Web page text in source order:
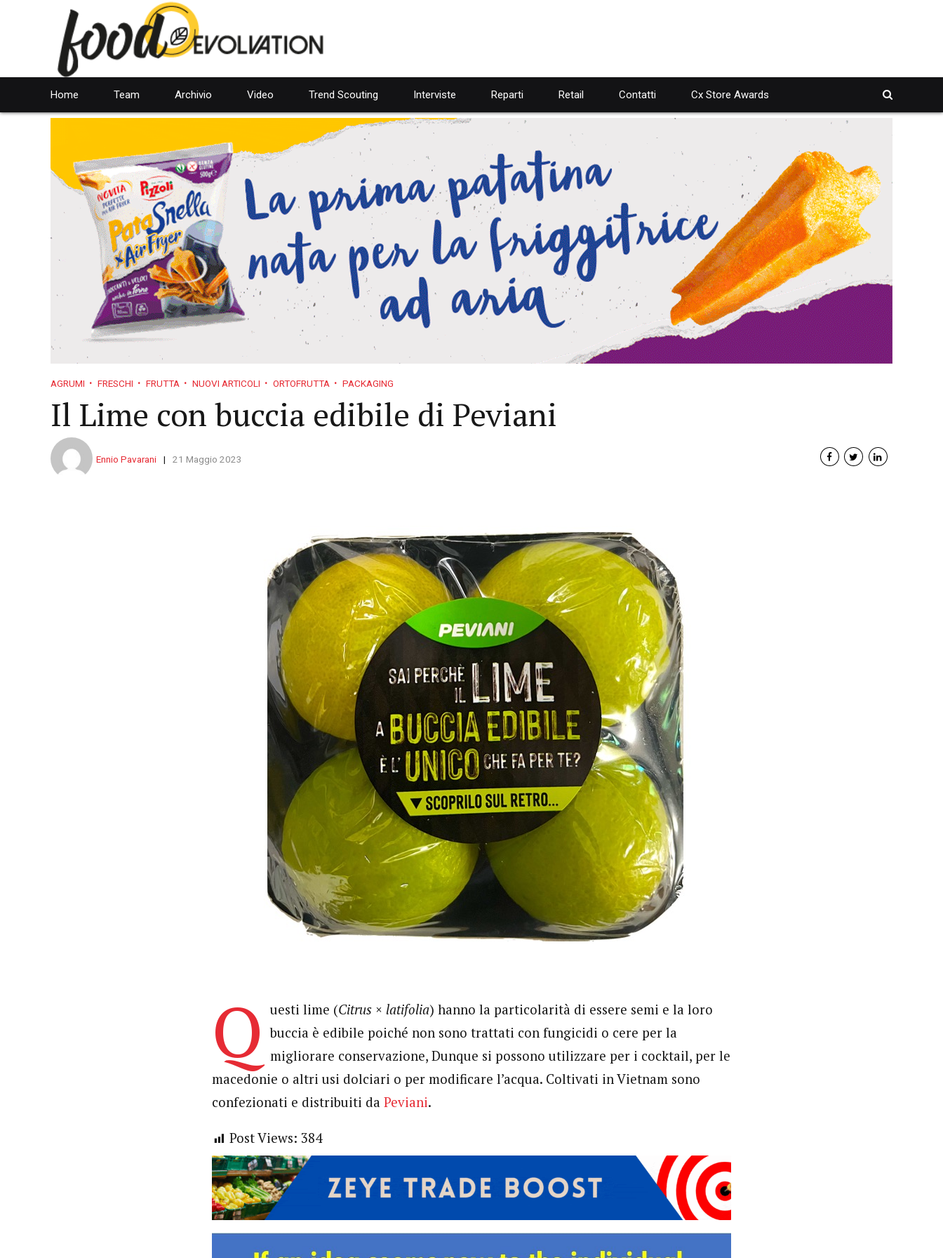
Home Team Archivio Video Trend Scouting Interviste Reparti Retail Contatti Cx Store Awards
AGRUMI FRESCHI FRUTTA NUOVI ARTICOLI ORTOFRUTTA PACKAGING
Il Lime con buccia edibile di Peviani
Ennio Pavarani 21 Maggio 2023
Q uesti lime (Citrus× latifolia) hanno la particolarità di essere semi e la loro
buccia è edibile poiché non sono trattati con fungicidi o cere per la
migliorare conservazione, Dunque si possono utilizzare per i cocktail, per le
macedonie o altri usi dolciari o per modificare l’acqua. Coltivati in Vietnam sono
confezionati e distribuiti da Peviani.
Post Views: 384